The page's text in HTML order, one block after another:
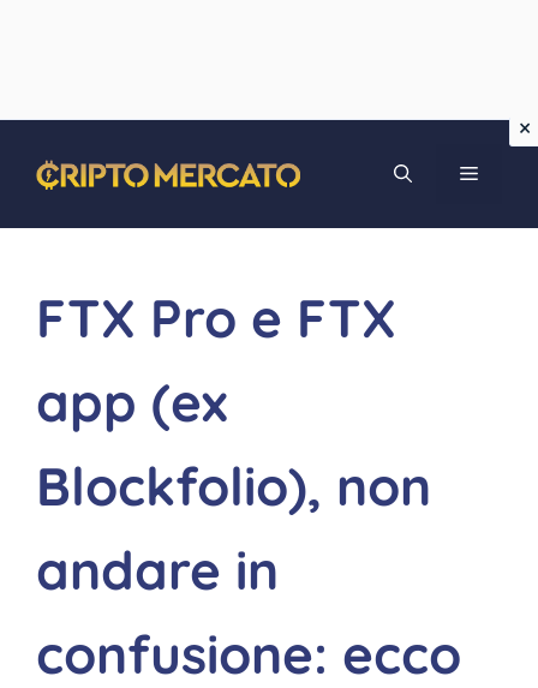
contenuto
MENU
FTX Pro e FTX
app (ex
Blockfolio), non
andare in
confusione: ecco